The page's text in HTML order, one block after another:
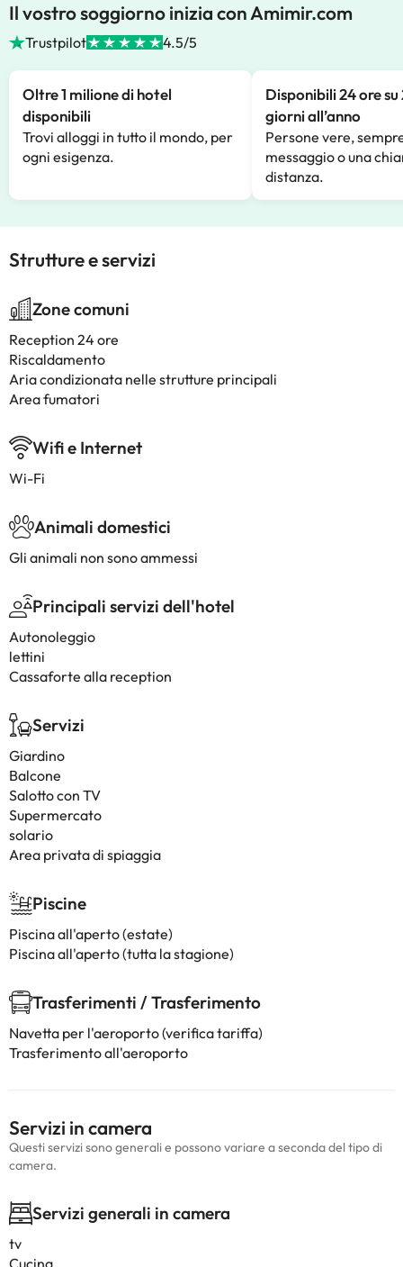
Il vostro soggiorno inizia con Amimir.com
Trustpilot 4.5/5
Oltre 1 milione di hotel
disponibili
Trovi alloggi in tutto il mondo, per
ogni esigenza.
Disponibili 24 ore su
giorni all’anno
Persone vere,
messaggio o una
distanza.
Strutture e servizi
Zone comuni
Reception 24 ore
Riscaldamento
Aria condizionata nelle strutture principali
Area fumatori
Wifi e Internet
Wi-Fi
Animali domestici
Gli animali non sono ammessi
Principali servizi dell'hotel
Autonoleggio
lettini
Cassaforte alla reception
Servizi
Giardino
Balcone
Salotto con TV
Supermercato
solario
Area privata di spiaggia
Piscine
Piscina all'aperto (estate)
Piscina all'aperto (tutta la stagione)
Trasferimenti / Trasferimento
Navetta per l'aeroporto (verifica tariffa)
Trasferimento all'aeroporto
Servizi in camera
Questi servizi sono generali e possono variare a seconda del tipo di
camera.
Servizi generali in camera
tv
Cucina